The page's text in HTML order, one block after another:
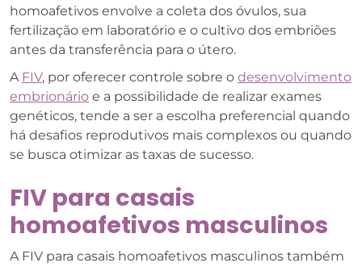
homoafetivos envolve a coleta dos óvulos, sua
fertilização em laboratório e o cultivo dos embriões
antes da transferência para o útero.
A FIV, por oferecer controle sobre o desenvolvimento
embrionário e a possibilidade de realizar exames
genéticos, tende a ser a escolha preferencial quando
há desafios reprodutivos mais complexos ou quando
se busca otimizar as taxas de sucesso.
FIV para casais
homoafetivos masculinos
A FIV para casais homoafetivos masculinos também